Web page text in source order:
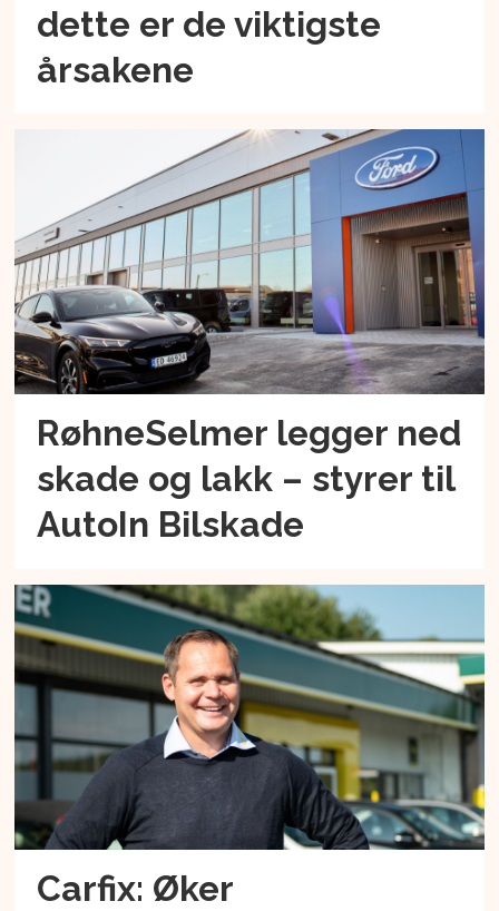
dette er de viktigste
årsakene
RøhneSelmer legger ned
skade og lakk – styrer til
AutoIn Bilskade
Carfix: Øker